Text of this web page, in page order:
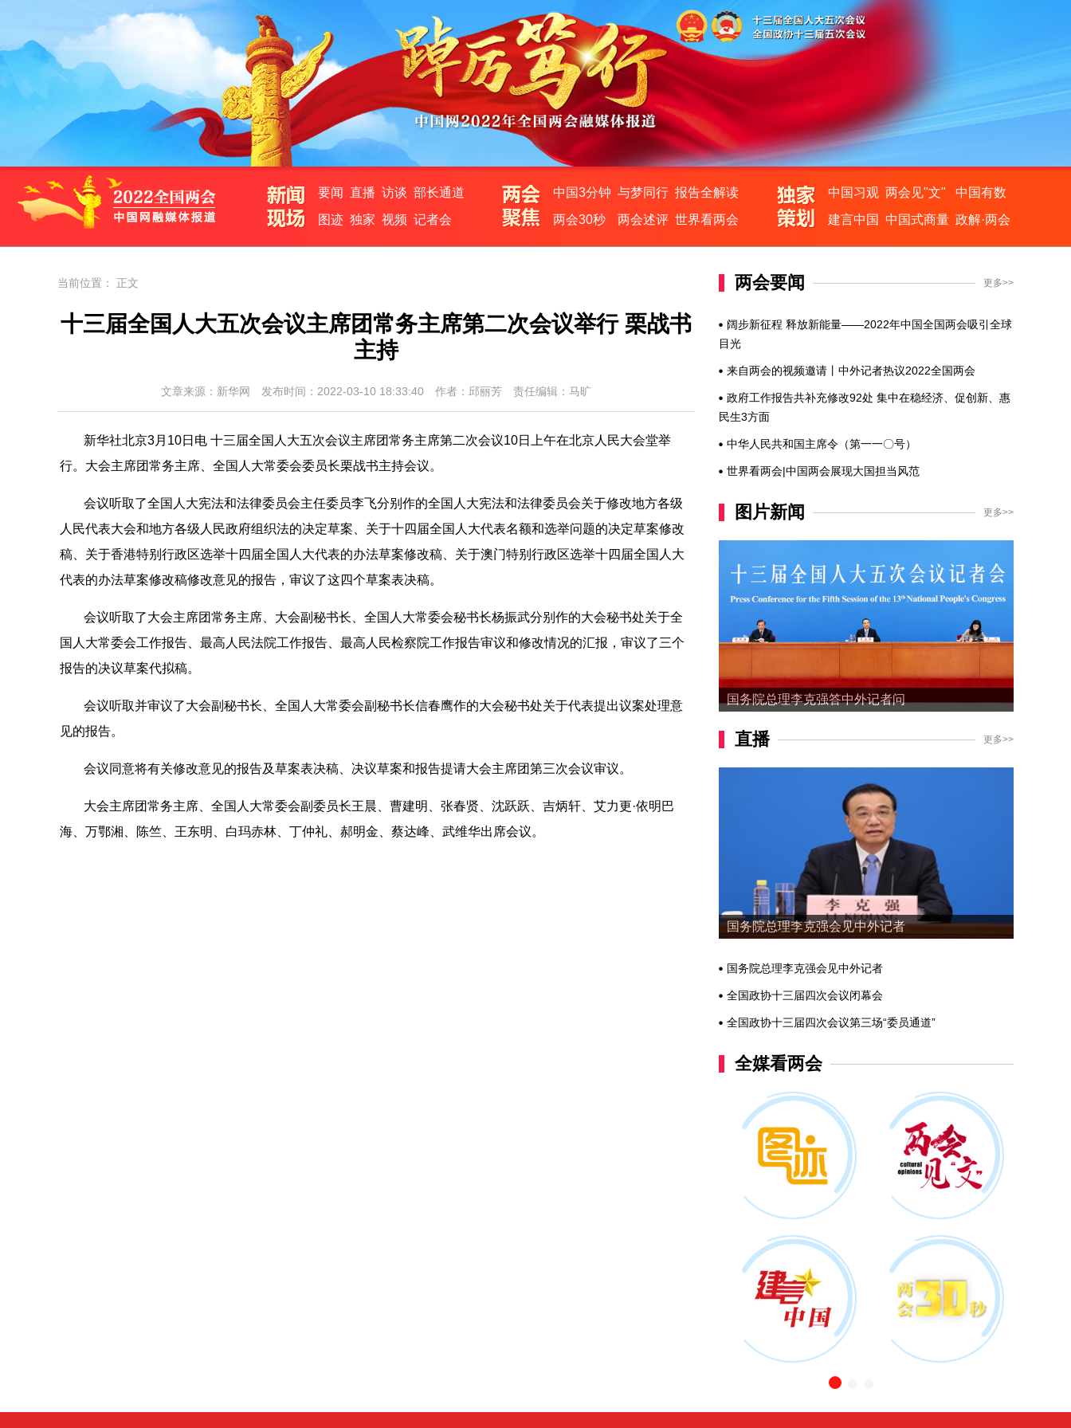
要闻
图迹
直播
独家
访谈
视频
部长通道
记者会
中国3分钟
两会30秒
与梦同行
两会述评
报告全解读
世界看两会
中国习观
建言中国
两会见"文"
中国式商量
中国有数
政解·两会
当前位置： 正文
十三届全国人大五次会议主席团常务主席第二次会议举行 栗战书
主持
文章来源： 新华网 发布时间：2022-03-10 18:33:40 作者：邱丽芳 责任编辑：马旷
新华社北京3月10日电 十三届全国人大五次会议主席团常务主席第二次会议10日上午在北京人民大会堂举
行。大会主席团常务主席、全国人大常委会委员长栗战书主持会议。
会议听取了全国人大宪法和法律委员会主任委员李飞分别作的全国人大宪法和法律委员会关于修改地方各级
人民代表大会和地方各级人民政府组织法的决定草案、关于十四届全国人大代表名额和选举问题的决定草案修改
稿、关于香港特别行政区选举十四届全国人大代表的办法草案修改稿、关于澳门特别行政区选举十四届全国人大
代表的办法草案修改稿修改意见的报告，审议了这四个草案表决稿。
会议听取了大会主席团常务主席、大会副秘书长、全国人大常委会秘书长杨振武分别作的大会秘书处关于全
国人大常委会工作报告、最高人民法院工作报告、最高人民检察院工作报告审议和修改情况的汇报，审议了三个
报告的决议草案代拟稿。
会议听取并审议了大会副秘书长、全国人大常委会副秘书长信春鹰作的大会秘书处关于代表提出议案处理意
见的报告。
会议同意将有关修改意见的报告及草案表决稿、决议草案和报告提请大会主席团第三次会议审议。
大会主席团常务主席、全国人大常委会副委员长王晨、曹建明、张春贤、沈跃跃、吉炳轩、艾力更·依明巴
海、万鄂湘、陈竺、王东明、白玛赤林、丁仲礼、郝明金、蔡达峰、武维华出席会议。
两会要闻 更多>>
阔步新征程 释放新能量——2022年中国全国两会吸引全球
目光
来自两会的视频邀请丨中外记者热议2022全国两会
政府工作报告共补充修改92处 集中在稳经济、促创新、惠
民生3方面
中华人民共和国主席令（第一一〇号）
世界看两会|中国两会展现大国担当风范
图片新闻 更多>>
国务院总理李克强答中外记者问
直播 更多>>
国务院总理李克强会见中外记者
国务院总理李克强会见中外记者
全国政协十三届四次会议闭幕会
全国政协十三届四次会议第三场“委员通道”
全媒看两会